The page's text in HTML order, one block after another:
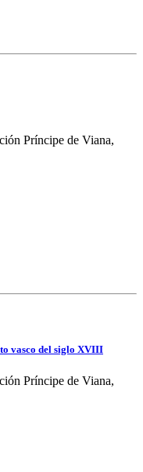
Príncipe de Viana,
vasco del siglo XVIII
Príncipe de Viana,